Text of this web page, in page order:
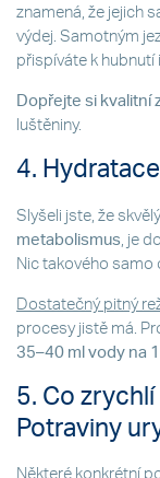
znamená, že jejich
výdej. Samotným
přispíváte k hubnutí
Dopřejte si kvalitní
luštěniny.
4.
Slyšeli jste, že
metabolismus , je
Nic takového samo
Dostatečný pitný
procesy jistě má.
35–40 ml vody na
5. Co
Potraviny
Některé konkrétní